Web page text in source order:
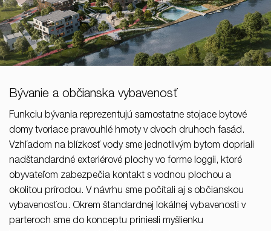
Bývanie a občianska vybavenosť
Funkciu bývania reprezentujú samostatne stojace bytové
domy tvoriace pravouhlé hmoty v dvoch druhoch fasád.
Vzhľadom na blízkosť vody sme jednotlivým bytom dopriali
nadštandardné exteriérové plochy vo forme loggii, ktoré
obyvateľom zabezpečia kontakt s vodnou plochou a
okolitou prírodou. V návrhu sme počítali aj s občianskou
vybavenosťou. Okrem štandardnej lokálnej vybavenosti v
parteroch sme do konceptu priniesli myšlienku